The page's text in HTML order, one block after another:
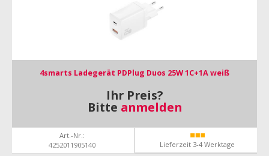
4smarts Ladegerät PDPlug Duos 25W 1C+1A weiß
Ihr Preis?
Bitte anmelden
Art.-Nr.:
4252011905140
Lieferzeit 3-4 Werktage